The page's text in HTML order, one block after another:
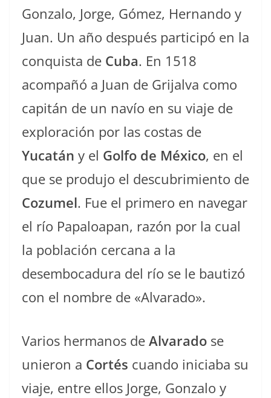
Gonzalo, Jorge, Gómez, Hernando y
Juan.​ Un año después participó en la
conquista de Cuba. En 1518
acompañó a Juan de Grijalva como
capitán de un navío en su viaje de
exploración por las costas de
Yucatán y el Golfo de México, en el
que se produjo el descubrimiento de
Cozumel. Fue el primero en navegar
el río Papaloapan, razón por la cual
la población cercana a la
desembocadura del río se le bautizó
con el nombre de «Alvarado».
Varios hermanos de Alvarado se
unieron a Cortés cuando iniciaba su
viaje, entre ellos Jorge, Gonzalo y